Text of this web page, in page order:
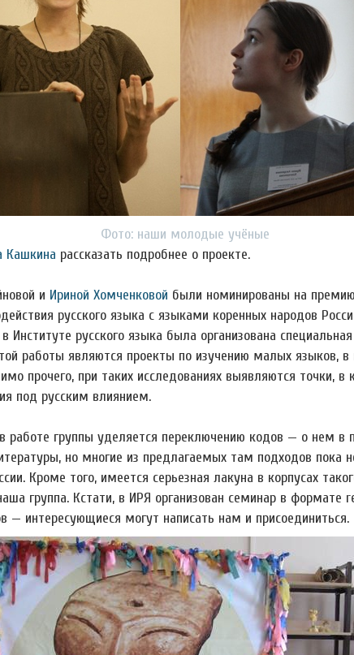
молодые учёные
Кашкина рассказать подробнее о проекте.
и Ириной Хомченковой были номинированы на
русского языка с языками коренных народов
Институте русского языка была организована
работы являются проекты по изучению малых языков, в
прочего, при таких исследованиях выявляются точки, в
под русским влиянием.
работе группы уделяется переключению кодов — о нем в
но многие из предлагаемых там подходов пока
Кроме того, имеется серьезная лакуна в корпусах
группа. Кстати, в ИРЯ организован семинар в формате
— интересующиеся могут написать нам и присоединиться.